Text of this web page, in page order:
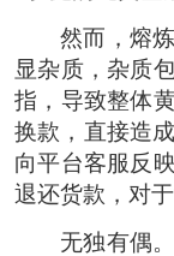
然而，熔
显杂质，杂质
指，导致整体
换款，直接造
向平台客服反
退还货款，对
无独有偶